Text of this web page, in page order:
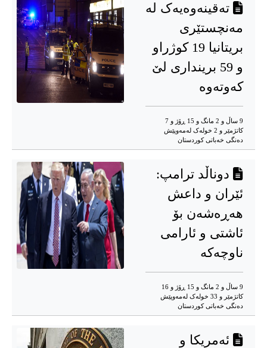
تەقینەوەیەک لە
مەنچستێری
بریتانیا 19 کوژراو
و 59 برینداری لێ
کەوتەوە
9 ساڵ و 2 مانگ و 15 ڕۆژ و 7
کاتژمێر و 2 خوله‌ک له‌مه‌وپێش‌
دەنگی خەباتی کوردستان
دوناڵد ترامپ:
ئێران و داعش
هەڕەشەن بۆ
ئاشتی و ئارامی
ناوچەکە
9 ساڵ و 2 مانگ و 15 ڕۆژ و 16
کاتژمێر و 33 خوله‌ک له‌مه‌وپێش‌
دەنگی خەباتی کوردستان
ئەمریکا و